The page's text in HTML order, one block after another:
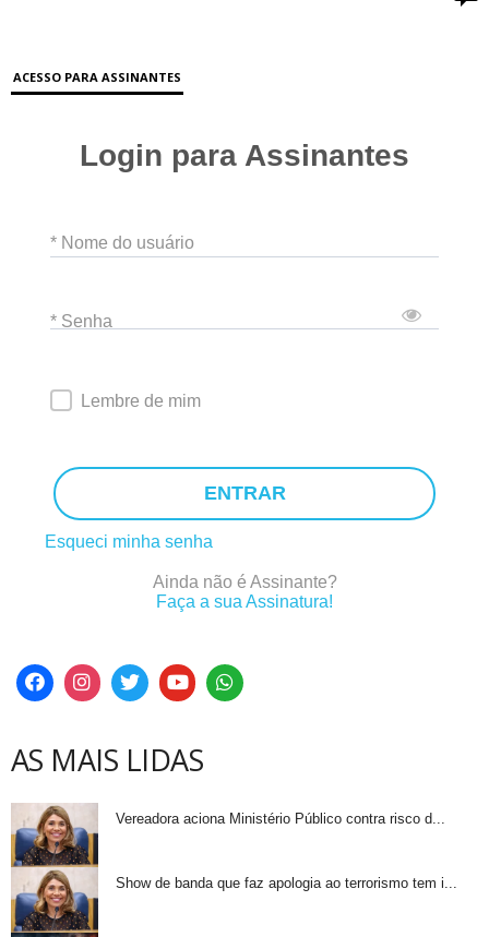
ACESSO PARA ASSINANTES
Login para Assinantes
* Nome do usuário
* Senha
Lembre de mim
ENTRAR
Esqueci minha senha
Ainda não é Assinante?
Faça a sua Assinatura!
AS MAIS LIDAS
Vereadora aciona Ministério Público contra risco d...
Show de banda que faz apologia ao terrorismo tem i...